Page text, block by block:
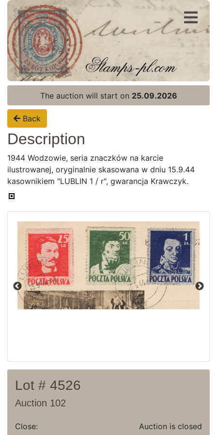
Register
Login
Home page
Current auction
Recent result
Archive
Regulation
Contact
The auction will start on 25.09.2026
Back
Description
1944 Wodzowie, seria znaczków na karcie
ilustrowanej, oryginalnie skasowana w dniu 15.9.44
kasownikiem "LUBLIN 1 / r", gwarancja Krawczyk.
Lot # 4526
Auction 102
Close:
Auction is closed